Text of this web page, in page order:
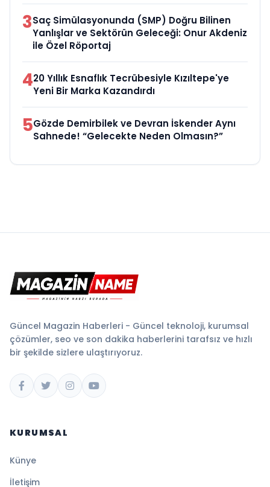
3Saç Simülasyonunda (SMP) Doğru Bilinen
Yanlışlar ve Sektörün Geleceği: Onur Akdeniz
ile Özel Röportaj
420 Yıllık Esnaflık Tecrübesiyle Kızıltepe'ye
Yeni Bir Marka Kazandırdı
5Gözde Demirbilek ve Devran İskender Aynı
Sahnede! “Gelecekte Neden Olmasın?”
Güncel Magazin Haberleri - Güncel teknoloji, kurumsal
çözümler, seo ve son dakika haberlerini tarafsız ve hızlı
bir şekilde sizlere ulaştırıyoruz.
KURUMSAL
Künye
İletişim